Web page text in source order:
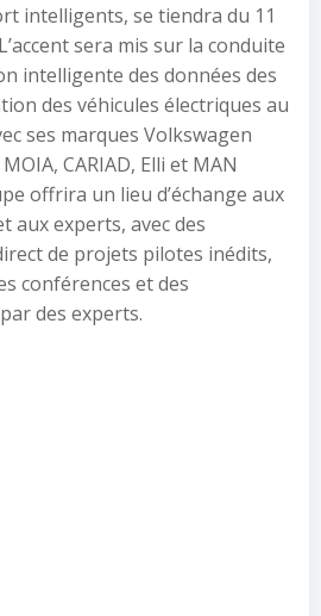
intelligents, se tiendra du 11
sera mis sur la conduite
intelligente des données des
des véhicules électriques au
ses marques Volkswagen
CARIAD, Elli et MAN
offrira un lieu d’échange aux
aux experts, avec des
de projets pilotes inédits,
conférences et des
des experts.